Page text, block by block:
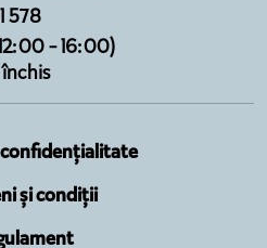
578
- 16:00)
și condiții